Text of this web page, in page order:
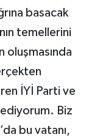
basacak
temellerini
oluşmasında
İYİ Parti ve
ediyorum. Biz
bu vatanı,